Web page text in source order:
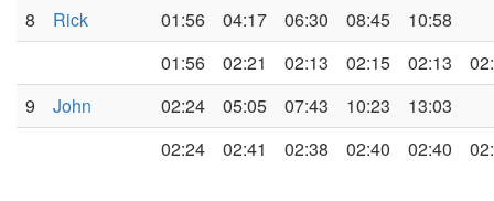
8
Rick 01:56 04:17 06:30 08:45
10:58
01:56
02:21 02:13 02:15 02:13
9
John 02:24 05:05 07:43 10:23
13:03
02:24
02:41 02:38 02:40 02:40